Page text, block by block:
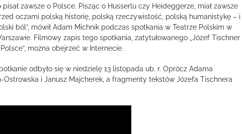
pisał zawsze o Polsce. Pisząc o Husserlu czy Heideggerze, miał zawsze
oczami polską historię, polską rzeczywistość, polską humanistykę – i
ból”, mówił Adam Michnik podczas spotkania w Teatrze Polskim w
Filmowy zapis tego spotkania, zatytułowanego „Józef Tischner
można obejrzeć w Internecie.
odbyło się w niedzielę 13 listopada ub. r. Oprócz Adama
Ostrowska i Janusz Majcherek, a fragmenty tekstów Józefa Tischnera